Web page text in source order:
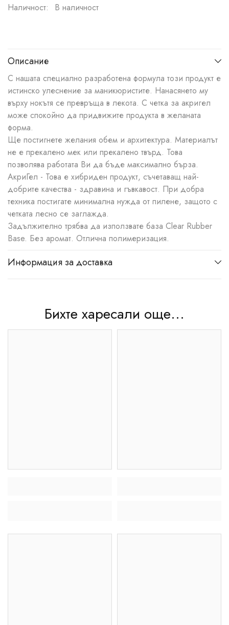
Наличност: В наличност
Описание
С нашата специално разработена формула този продукт е
истинско улеснение за маникюристите. Нанасянето му
върху нокътя се превръща в лекота. С четка за акригел
може спокойно да придвижите продукта в желаната
форма.
Ще постигнете желания обем и архитектура. Материалът
не е прекалено мек или прекалено твърд. Това
позволява работата Ви да бъде максимално бърза.
АкриГел - Това е хибриден продукт, съчетаващ най-
добрите качества - здравина и гъвкавост. При добра
техника постигате минимална нужда от пилене, защото с
четката лесно се заглажда.
Задължително трябва да използвате база Clear Rubber
Base. Без аромат. Отлична полимеризация.
Информация за доставка
Бихте харесали още...